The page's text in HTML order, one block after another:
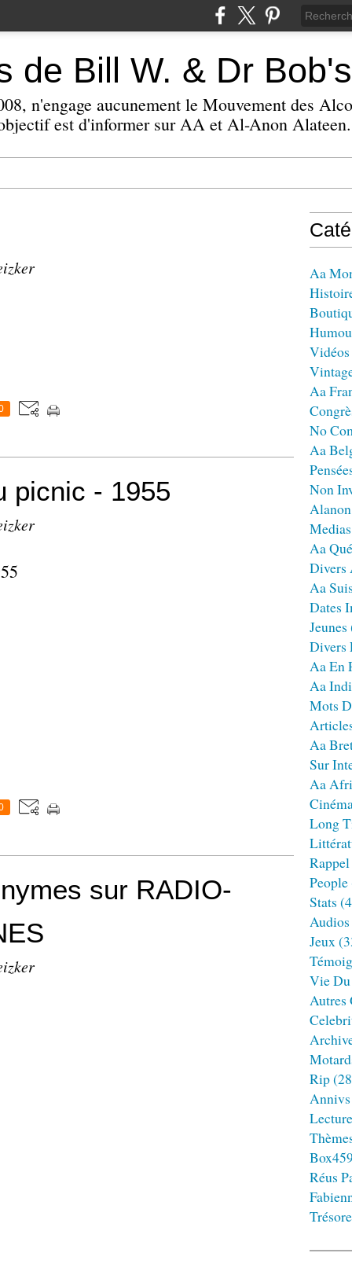
de Bill W. & Dr
n'engage aucunement le Mouvement des
est d'informer sur AA et Al-Anon Alateen.
picnic - 1955
sur RADIO-
Aa
Vidéos
Aa
No
Aa
Non
Medias
Aa
Divers
Aa
Dates
Jeunes
Divers
Aa En
Aa
Mots
Aa
Sur
Aa
Long
People
Stats
Audios
Jeux
Vie
Autres
Rip
Annivs
Réus